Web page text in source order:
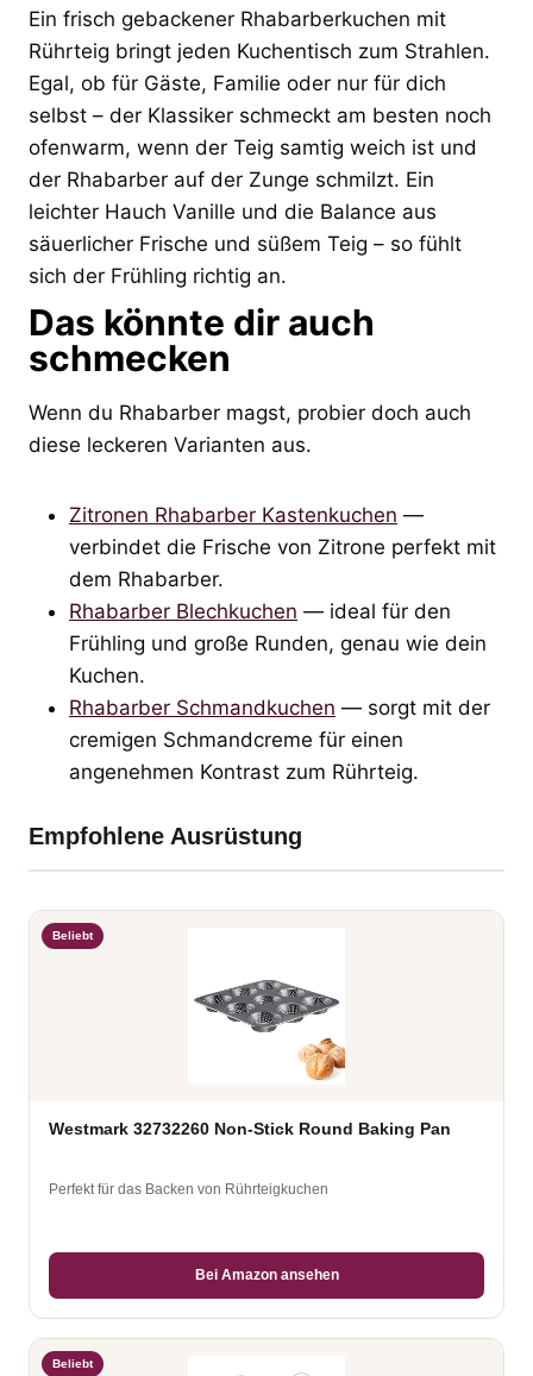
Ein frisch gebackener Rhabarberkuchen mit
Rührteig bringt jeden Kuchentisch zum Strahlen.
Egal, ob für Gäste, Familie oder nur für dich
selbst – der Klassiker schmeckt am besten noch
ofenwarm, wenn der Teig samtig weich ist und
der Rhabarber auf der Zunge schmilzt. Ein
leichter Hauch Vanille und die Balance aus
säuerlicher Frische und süßem Teig – so fühlt
sich der Frühling richtig an.
Das könnte dir auch
schmecken
Wenn du Rhabarber magst, probier doch auch
diese leckeren Varianten aus.
Zitronen Rhabarber Kastenkuchen —
verbindet die Frische von Zitrone perfekt mit
dem Rhabarber.
Rhabarber Blechkuchen — ideal für den
Frühling und große Runden, genau wie dein
Kuchen.
Rhabarber Schmandkuchen — sorgt mit der
cremigen Schmandcreme für einen
angenehmen Kontrast zum Rührteig.
Empfohlene Ausrüstung
Beliebt
Westmark 32732260 Non-Stick Round Baking Pan
Perfekt für das Backen von Rührteigkuchen
Bei Amazon ansehen
Beliebt